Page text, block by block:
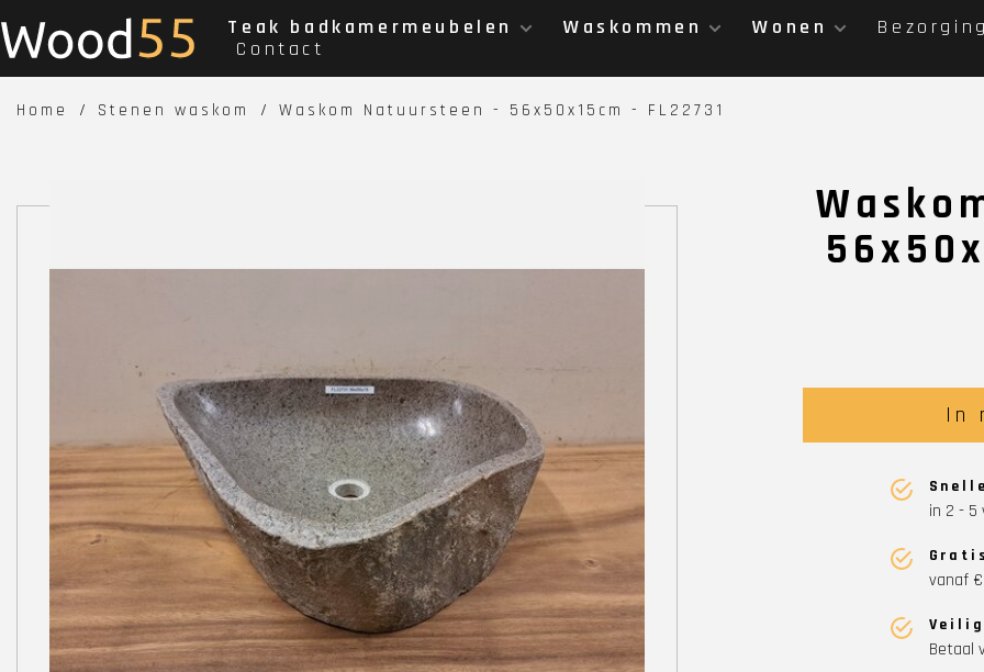
Teak badkamermeubelen Waskommen Wonen
Contact
Home Stenen waskom Waskom Natuursteen - 56x50x15cm - FL22731
In
in 2 - 5
vanaf
Betaal